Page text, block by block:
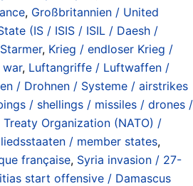
, Großbritannien / United
(IS / ISIS / ISIL / Daesh /
, Krieg / endloser Krieg /
, Luftangriffe / Luftwaffen /
/ Drohnen / Systeme / airstrikes
/ shellings / missiles / drones /
Organization (NATO) /
/ member states,
française, Syria invasion / 27-
start offensive / Damascus